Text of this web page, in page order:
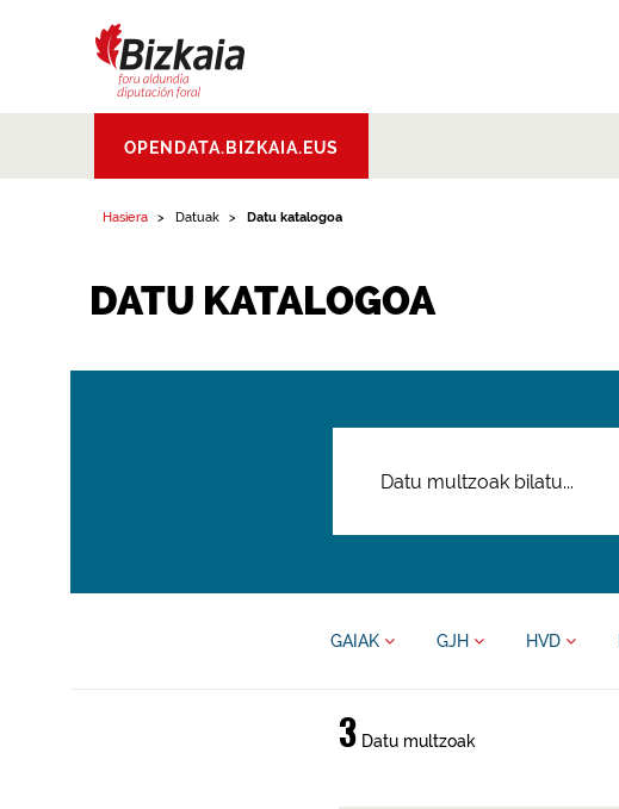
Aldundia.Diputacion
Foral de Bizkaia
OPENDATA.BIZKAIA.EUS
Hasiera Datuak Datu katalogoa
DATU KATALOGOA
GAIAK GJH HVD
3Datu multzoak